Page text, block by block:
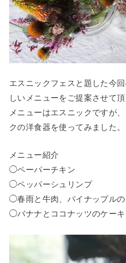
エスニックフェスと題した今
しいメニューをご提案させて頂
メニューはエスニックですが
クの洋食器を使ってみました。
メニュー紹介
◯ペーパーチキン
◯ペッパーシュリンプ
◯春雨と牛肉、パイナップル
◯バナナとココナッツのケーキ